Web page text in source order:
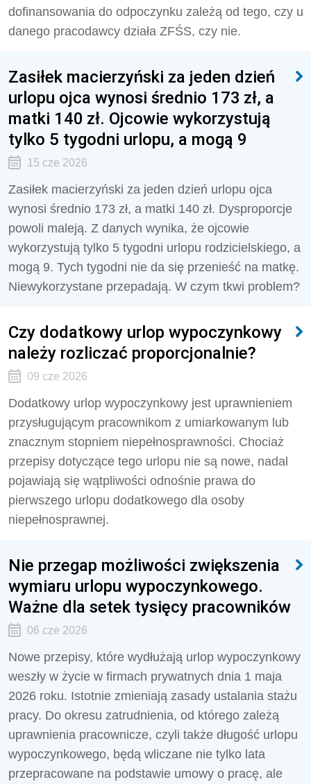
dofinansowania do odpoczynku zależą od tego, czy u
danego pracodawcy działa ZFŚS, czy nie.
Zasiłek macierzyński za jeden dzień
urlopu ojca wynosi średnio 173 zł, a
matki 140 zł. Ojcowie wykorzystują
tylko 5 tygodni urlopu, a mogą 9
15 cze 2026
Zasiłek macierzyński za jeden dzień urlopu ojca
wynosi średnio 173 zł, a matki 140 zł. Dysproporcje
powoli maleją. Z danych wynika, że ojcowie
wykorzystują tylko 5 tygodni urlopu rodzicielskiego, a
mogą 9. Tych tygodni nie da się przenieść na matkę.
Niewykorzystane przepadają. W czym tkwi problem?
Czy dodatkowy urlop wypoczynkowy
należy rozliczać proporcjonalnie?
09 cze 2026
Dodatkowy urlop wypoczynkowy jest uprawnieniem
przysługującym pracownikom z umiarkowanym lub
znacznym stopniem niepełnosprawności. Chociaż
przepisy dotyczące tego urlopu nie są nowe, nadal
pojawiają się wątpliwości odnośnie prawa do
pierwszego urlopu dodatkowego dla osoby
niepełnosprawnej.
Nie przegap możliwości zwiększenia
wymiaru urlopu wypoczynkowego.
Ważne dla setek tysięcy pracowników
06 cze 2026
Nowe przepisy, które wydłużają urlop wypoczynkowy
weszły w życie w firmach prywatnych dnia 1 maja
2026 roku. Istotnie zmieniają zasady ustalania stażu
pracy. Do okresu zatrudnienia, od którego zależą
uprawnienia pracownicze, czyli także długość urlopu
wypoczynkowego, będą wliczane nie tylko lata
przepracowane na podstawie umowy o pracę, ale